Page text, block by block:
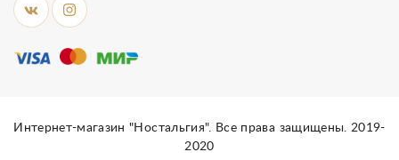
Интернет-магазин "Ностальгия". Все права защищены. 2019-
2020